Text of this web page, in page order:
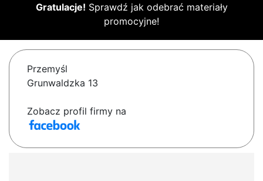
Gratulacje! Sprawdź jak odebrać materiały
promocyjne!
Przemyśl
Grunwaldzka 13
Zobacz profil firmy na